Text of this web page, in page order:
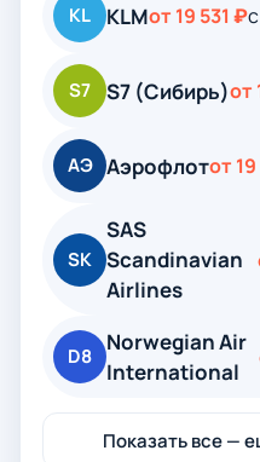
KL KLMот 19 531 ₽
S7 S7 (Сибирь)от
АЭ Аэрофлотот
SK
SAS
Scandinavian
Airlines
D8
Norwegian Air
International
Показать все —